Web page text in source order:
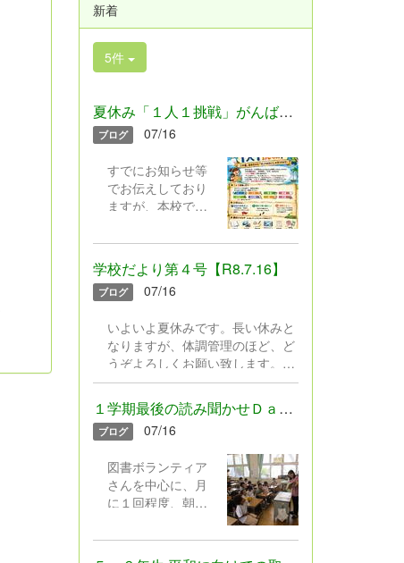
新着
5件
夏休み「１人１挑戦」がんばろう！
ブログ 07/16
すでにお知らせ等
でお伝えしており
ますが、本校では
までの“１年生から
４年生は「工
作」”“５・６年生は
「科学研究」”と限
きた夏休みの課題
を見直し、新たに
「1人1挑戦」を実
施いたします。近
年、子どもたちの
興味や関心はます
ます多様化してい
からの社会では、
自分で課題を見付
け、考え、行動し
力が求められてい
学校だより第４号【R8.7.16】
ブログ 07/16
いよいよ夏休みです。長い休みと
なりますが、体調管理のほど、ど
うぞよろしくお願い致します。
R8学校だより7.16.pdf
１学期最後の読み聞かせＤａｙでした
ブログ 07/16
図書ボランティア
さんを中心に、月
に１回程度、朝の
ています。本日、
１学期最後の読み